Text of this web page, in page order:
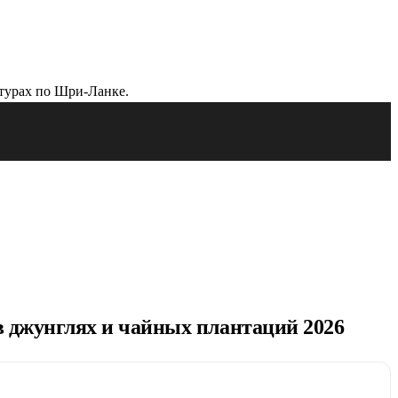
и чайных плантаций 2026